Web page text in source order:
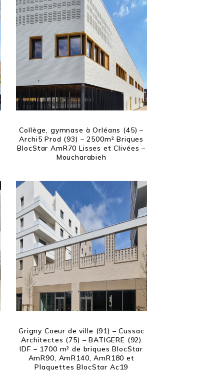
Collège, gymnase à Orléans (45) –
Archi5 Prod (93) – 2500m² Briques
BlocStar AmR70 Lisses et Clivées –
Moucharabieh
Grigny Coeur de ville (91) – Cussac
Architectes (75) – BATIGERE (92)
IDF – 1700 m² de briques BlocStar
AmR90, AmR140, AmR180 et
Plaquettes BlocStar Ac19